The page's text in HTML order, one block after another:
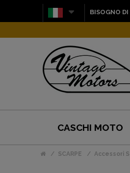
BISOGNO
CASCHI MOTO
SCARPE Accessori